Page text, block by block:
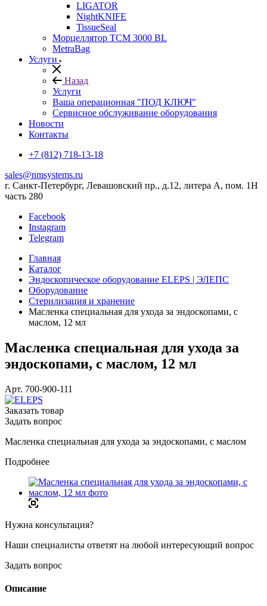
LIGATOR
NightKNIFE
TissueSeal
Морцеллятор ТСМ 3000 BL
MetraBag
Услуги
Назад
Услуги
Ваша операционная "ПОД КЛЮЧ"
Сервисное обслуживание оборудования
Новости
Контакты
+7 (812) 718-13-18
sales@nmsystems.ru
г. Санкт-Петербург, Левашовский пр., д.12, литера А, пом. 1Н
часть 280
Facebook
Instagram
Telegram
Главная
Каталог
Эндоскопическое оборудование ELEPS | ЭЛЕПС
Оборудование
Стерилизация и хранение
Масленка специальная для ухода за эндоскопами, с
маслом, 12 мл
Масленка специальная для ухода за
эндоскопами, с маслом, 12 мл
Арт. 700-900-111
Заказать товар
Задать вопрос
Масленка специальная для ухода за эндоскопами, с маслом
Подробнее
Нужна консультация?
Наши специалисты ответят на любой интересующий вопрос
Задать вопрос
Описание